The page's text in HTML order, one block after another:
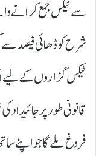
سے ٹیکس جمع کرانے
شرح کو ڈھائی فیصد سے
ٹیکس گزاروں کے
قانونی طور پر جائیداد
فروغ ملے گا جو اپنے